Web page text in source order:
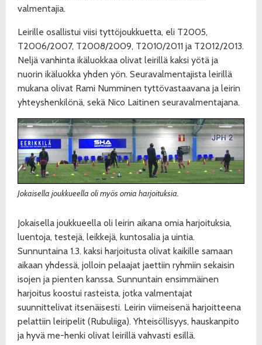
valmentajia.
Leirille osallistui viisi tyttöjoukkuetta, eli T2005,
T2006/2007, T2008/2009, T2010/2011 ja T2012/2013.
Neljä vanhinta ikäluokkaa olivat leirillä kaksi yötä ja
nuorin ikäluokka yhden yön. Seuravalmentajista leirillä
mukana olivat Rami Numminen tyttövastaavana ja leirin
yhteyshenkilönä, sekä Nico Laitinen seuravalmentajana.
Jokaisella joukkueella oli myös omia harjoituksia.
Jokaisella joukkueella oli leirin aikana omia harjoituksia,
luentoja, testejä, leikkejä, kuntosalia ja uintia.
Sunnuntaina 1.3. kaksi harjoitusta olivat kaikille samaan
aikaan yhdessä, jolloin pelaajat jaettiin ryhmiin sekaisin
isojen ja pienten kanssa. Sunnuntain ensimmäinen
harjoitus koostui rasteista, jotka valmentajat
suunnittelivat itsenäisesti. Leirin viimeisenä harjoitteena
pelattiin leiripelit (Rubuliiga). Yhteisöllisyys, hauskanpito
ja hyvä me-henki olivat leirillä vahvasti esillä.